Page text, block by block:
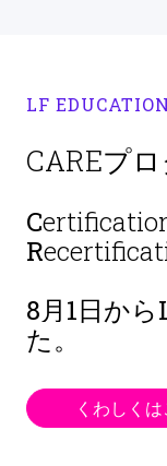
LF EDUCATION
CAREプ
C
R
8月1日から
た。
くわしく